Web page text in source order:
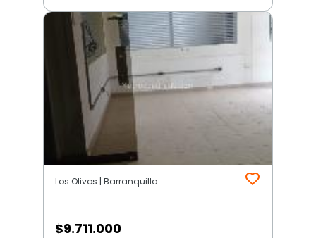
Los Olivos | Barranquilla
$9.711.000